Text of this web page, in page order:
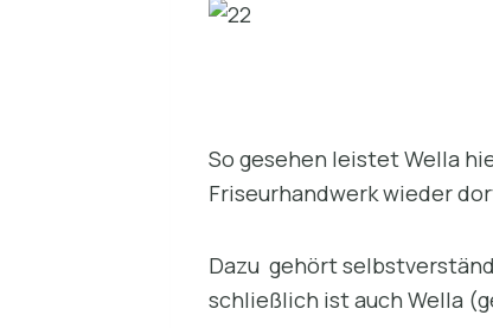
So gesehen leistet Wella
Friseurhandwerk wieder
Dazu gehört
schließlich ist auch Wella